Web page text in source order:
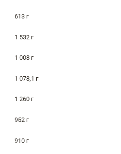
613 г
1 532 г
1 008 г
1 078,1 г
1 260 г
952 г
910 г